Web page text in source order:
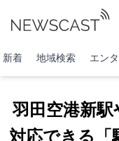
新着 地域検索 エン
羽田空港新駅
対応できる